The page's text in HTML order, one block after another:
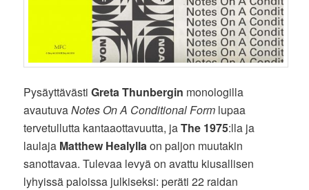
PysäyttävästiGreta Thunbergin monologilla
avautuvaNotes On A Conditional Form lupaa
tervetullutta kantaaottavuutta, jaThe 1975:lla ja
laulaja Matthew Healyllaon paljon muutakin
sanottavaa. Tulevaa levyä on avattu kiusallisen
lyhyissä paloissa julkiseksi: peräti 22 raidan